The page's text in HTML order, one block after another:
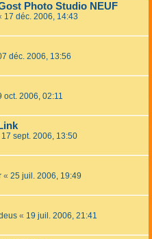
Photo Studio NEUF
17 déc. 2006, 14:43
déc. 2006, 13:56
oct. 2006, 02:11
17 sept. 2006, 13:50
« 25 juil. 2006, 19:49
« 19 juil. 2006, 21:41